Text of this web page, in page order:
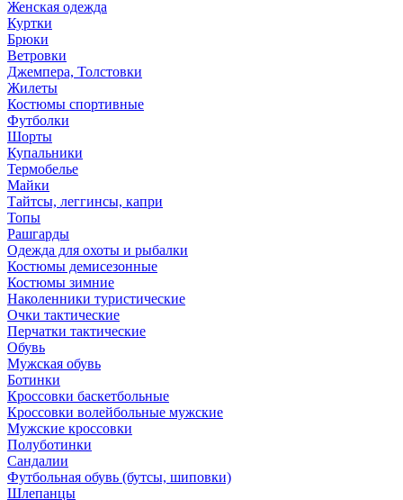
Женская одежда
Куртки
Брюки
Ветровки
Джемпера, Толстовки
Жилеты
Костюмы спортивные
Футболки
Шорты
Купальники
Термобелье
Майки
Тайтсы, леггинсы, капри
Топы
Рашгарды
Одежда для охоты и рыбалки
Костюмы демисезонные
Костюмы зимние
Наколенники туристические
Очки тактические
Перчатки тактические
Обувь
Мужская обувь
Ботинки
Кроссовки баскетбольные
Кроссовки волейбольные мужские
Мужские кроссовки
Полуботинки
Сандалии
Футбольная обувь (бутсы, шиповки)
Шлепанцы